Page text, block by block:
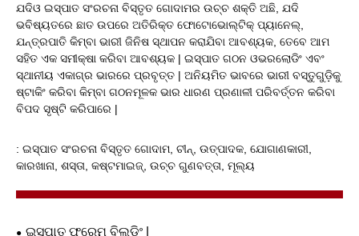
ଯଦିଓ ଇସ୍ପାତ ସଂରଚନା ବିସ୍ତୃତ ଗୋଦାମର ଉଚ୍ଚ ଶକ୍ତି ଅଛି, ଯଦି
ଭବିଷ୍ୟତରେ ଛାତ ଉପରେ ଅତିରିକ୍ତ ଫୋଟୋଭୋଲ୍ଟିକ୍ ପ୍ୟାନେଲ୍,
ଯନ୍ତ୍ରପାତି କିମ୍ବା ଭାରୀ ଜିନିଷ ସ୍ଥାପନ କରାଯିବା ଆବଶ୍ୟକ, ତେବେ ଆମ
ସହିତ ଏକ ସମୀକ୍ଷା କରିବା ଆବଶ୍ୟକ | ଇସ୍ପାତ ଗଠନ ଓଭରଲୋଡିଂ ଏବଂ
ସ୍ଥାନୀୟ ଏକାଗ୍ର ଭାରରେ ପ୍ରବୃତ୍ତ | ଅନିୟମିତ ଭାବରେ ଭାରୀ ବସ୍ତୁଗୁଡ଼ିକୁ
ଷ୍ଟାକିଂ କରିବା କିମ୍ବା ଗଠନମୂଳକ ଭାର ଧାରଣ ପ୍ରଣାଳୀ ପରିବର୍ତ୍ତନ କରିବା
ବିପଦ ସୃଷ୍ଟି କରିପାରେ |
: ଇସ୍ପାତ ସଂରଚନା ବିସ୍ତୃତ ଗୋଦାମ, ଚୀନ୍, ଉତ୍ପାଦକ, ଯୋଗାଣକାରୀ,
କାରଖାନା, ଶସ୍ତା, କଷ୍ଟମାଇଜ୍, ଉଚ୍ଚ ଗୁଣବତ୍ତା, ମୂଲ୍ୟ
ଇସ୍ପାତ ଫ୍ରେମ୍ ବିଲଡିଂ |